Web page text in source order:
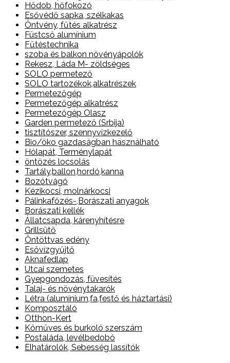
Hődob, hőfokozó
Esővédő sapka, szélkakas
Öntvény, fűtés alkatrész
Füstcső alumínium
Fűtéstechnika
szoba és balkon növényápolók
Rekesz, Láda M- zöldséges
SOLO permetező
SOLO tartozékok,alkatrészek
Permetezőgép
Permetezőgép alkatrész
Permetezőgép Olasz
Garden permetező (Srbija)
tisztítószer, szennyvízkezelő
Bio/öko gazdaságban használható
Hólapát, Terménylapát
öntözés locsolás
Tartály,ballon,hordó,kanna
Bozótvágó
Kézikocsi, molnárkocsi
Pálinkafőzés-,Borászati anyagok
Borászati kellék
Állatcsapda, kárenyhítésre
Grillsütő
Öntöttvas edény
Esővízgyűjtő
Aknafedlap
Utcai szemetes
Gyepgondozás, füvesítés
Talaj- és növénytakarók
Létra (alumínium,fa,festő és háztartási)
Komposztáló
Otthon-Kert
Kőműves és burkoló szerszám
Postaláda, levélbedobó
Elhatárolók, Sebesség lassítók